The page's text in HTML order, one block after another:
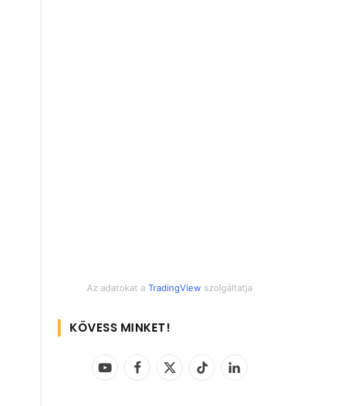
Az adatokat a TradingView szolgáltatja
KÖVESS MINKET!
YouTubeFacebook
X
TikTok LinkedIn